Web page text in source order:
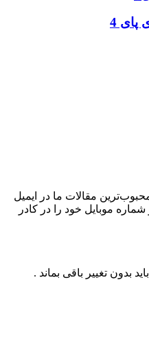
مقالات ما در ایمیل
موبایل خود را در کادر
بدون تغییر باقی بماند .